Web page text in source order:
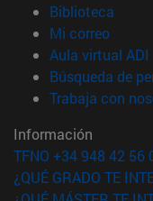
Biblioteca
Mi correo(abre
Aula virtual ADI
Búsqueda de
Trabaja con
Información
TFNO +34 948 42 56
¿QUÉ GRADO TE